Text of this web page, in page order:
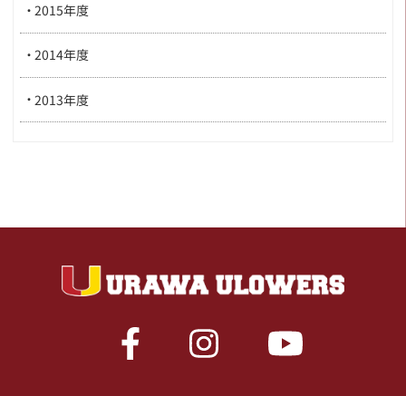
2015年度
2014年度
2013年度